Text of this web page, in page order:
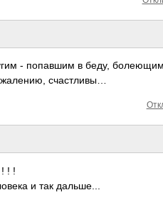
- попа­вшим в беду,
счас­тливы…
! !
и так даль­ше...